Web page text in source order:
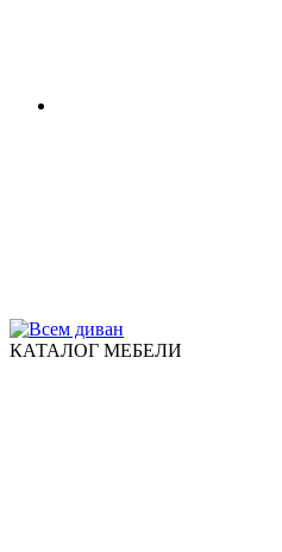
КАТАЛОГ МЕБЕЛИ